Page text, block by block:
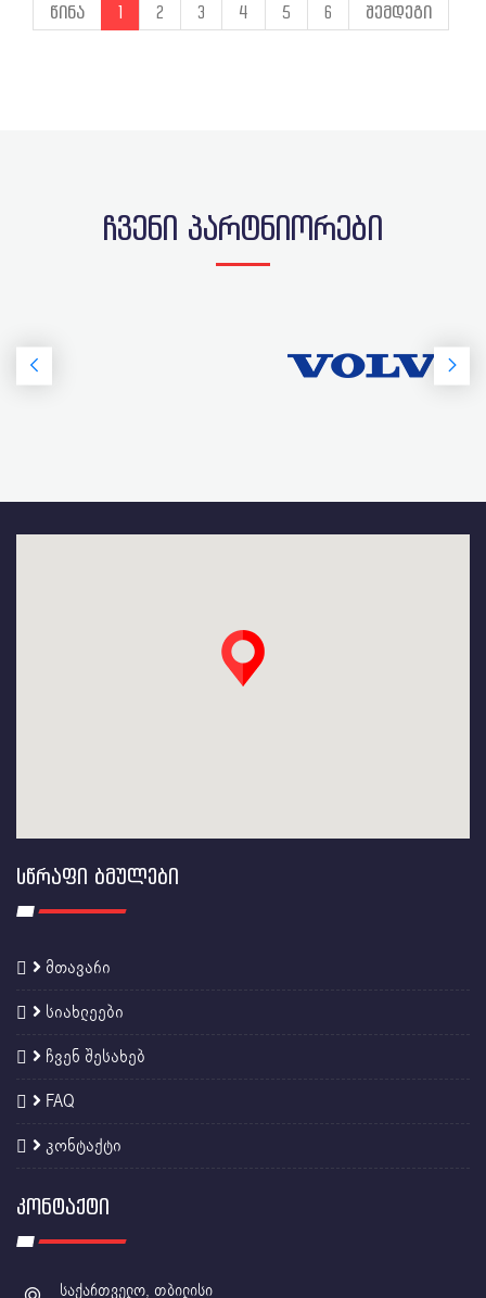
წინა 1 2 3 4 5 6 შემდეგი
ჩვენი პარტნიორები
ᲡᲬᲠᲐᲤᲘ ᲑᲛᲣᲚᲔᲑᲘ
მთავარი
სიახლეები
ჩვენ შესახებ
FAQ
კონტაქტი
ᲙᲝᲜᲢᲐᲥᲢᲘ
საქართველო, თბილისი